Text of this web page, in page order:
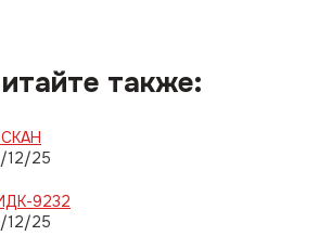
также:
12/25
9232
12/25